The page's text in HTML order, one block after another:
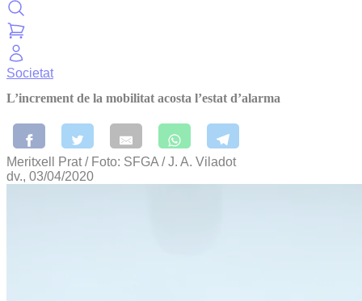
Societat
L’increment de la mobilitat acosta l’estat d’alarma
Meritxell Prat / Foto: SFGA / J. A. Viladot
dv., 03/04/2020